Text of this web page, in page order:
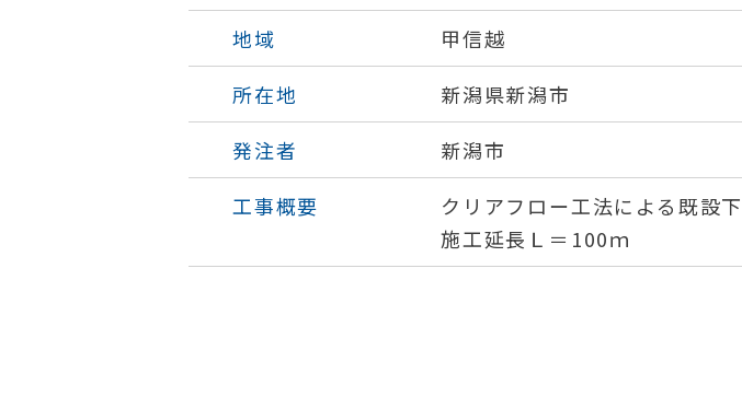
地域
甲信越
所在地
新潟県新潟市
発注者
新潟市
工事概要
クリアフロー工法による既設
施工延長Ｌ＝100ｍ